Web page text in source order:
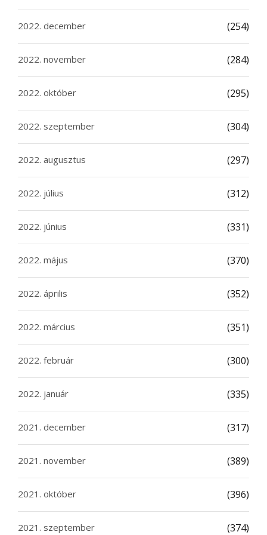
2022. december (254)
2022. november (284)
2022. október (295)
2022. szeptember (304)
2022. augusztus (297)
2022. július (312)
2022. június (331)
2022. május (370)
2022. április (352)
2022. március (351)
2022. február (300)
2022. január (335)
2021. december (317)
2021. november (389)
2021. október (396)
2021. szeptember (374)